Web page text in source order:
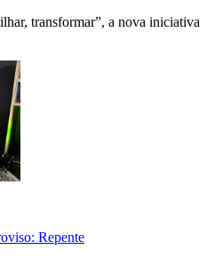
transformar”, a nova iniciativa
Repente